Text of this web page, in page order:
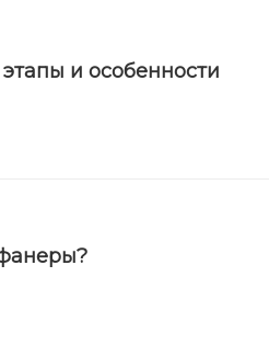
и особенности